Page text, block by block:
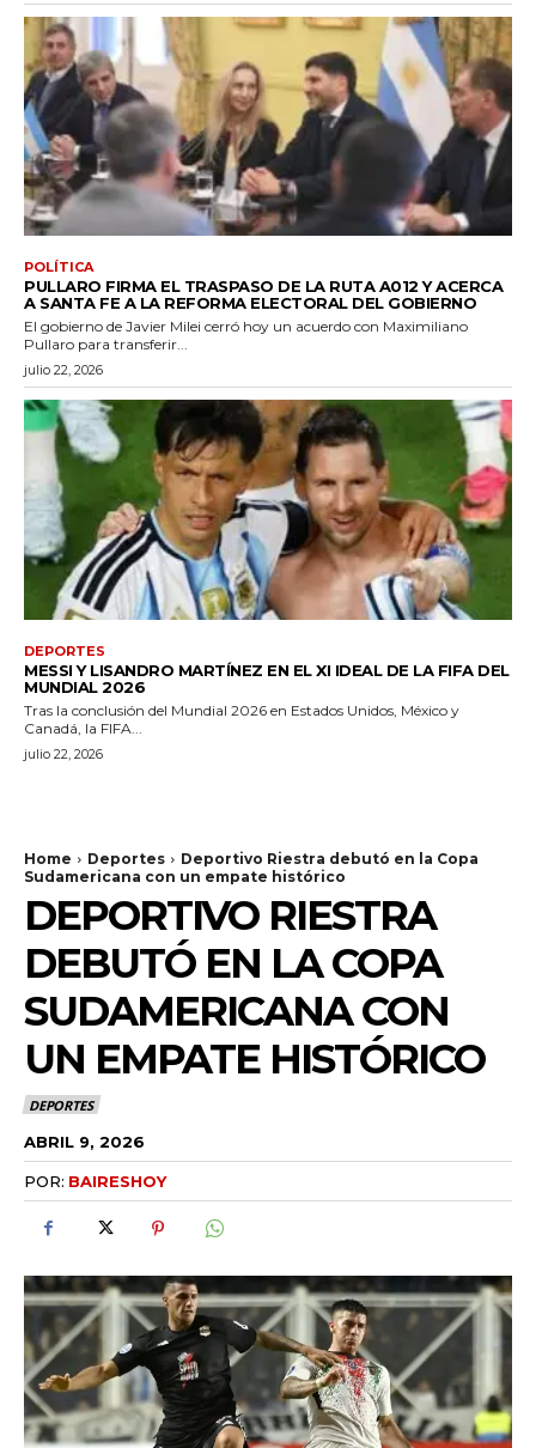
POLÍTICA
PULLARO FIRMA EL TRASPASO DE LA RUTA A012 Y ACERCA
A SANTA FE A LA REFORMA ELECTORAL DEL GOBIERNO
El gobierno de Javier Milei cerró hoy un acuerdo con Maximiliano
Pullaro para transferir...
julio 22, 2026
DEPORTES
MESSI Y LISANDRO MARTÍNEZ EN EL XI IDEAL DE LA FIFA DEL
MUNDIAL 2026
Tras la conclusión del Mundial 2026 en Estados Unidos, México y
Canadá, la FIFA...
julio 22, 2026